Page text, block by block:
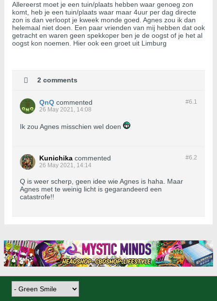
Allereerst moet je een tuin/plaats hebben waar genoeg zon
komt, heb je een tuin/plaats waar maar 4uur per dag directe
zon is dan verloopt je kweek monde goed. Agnes zou ik dan
helemaal niet doen. Een paar vrienden van mij hebben dat ook
getracht en waren geen spekkoper ben je de oogst of je het al
oogst kon noemen. Hier ook een groet uit Limburg
2 comments
#6.1
QnQ commented
26 May 2021, 14:08
Ik zou Agnes misschien wel doen
#6.2
Kunichika commented
26 May 2021, 14:14
Q is weer scherp, geen idee wie Agnes is haha. Maar
Agnes met te weinig licht is gegarandeerd een
catastrofe!!